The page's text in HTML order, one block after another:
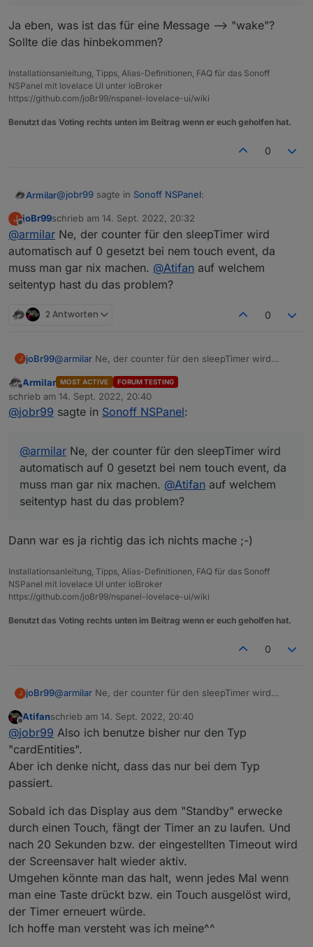
Ja eben, was ist das für eine Message --> "wake"?
Sollte die das hinbekommen?
Installationsanleitung, Tipps, Alias-Definitionen, FAQ für das Sonoff
NSPanel mit lovelace UI unter ioBroker
https://github.com/joBr99/nspanel-lovelace-ui/wiki
Benutzt das Voting rechts unten im Beitrag wenn er euch geholfen hat.
0
Armilar@jobr99 sagte in Sonoff NSPanel:
@ armilarDer timeout bzw. das Event davon
kommt ja von der Firmware, da kannst du im
Backend nicht viel dran machen, allerdings sollte
der counter für den timeout bei einem touch
event wieder von vorn beginnen.
Ja eben, was ist das für eine Message --> "wake"?
Sollte die das hinbekommen?
J
Offline
joBr99schrieb am 14. Sept. 2022, 20:32
zuletzt editiert von
@armilar Ne, der counter für den sleepTimer wird
automatisch auf 0 gesetzt bei nem touch event, da
muss man gar nix machen. @Atifan auf welchem
seitentyp hast du das problem?
2 Antworten 0
J joBr99@armilar Ne, der counter für den sleepTimer wird
muss man gar nix machen.@
seitentyp hast du das problem?
Offline
Armilar MOST ACTIVE FORUM TESTING
schrieb am 14. Sept. 2022, 20:40
zuletzt editiert von
@jobr99 sagte in Sonoff NSPanel:
@armilar Ne, der counter für den sleepTimer wird
automatisch auf 0 gesetzt bei nem touch event, da
muss man gar nix machen. @Atifan auf welchem
seitentyp hast du das problem?
Dann war es ja richtig das ich nichts mache ;-)
Installationsanleitung, Tipps, Alias-Definitionen, FAQ für das Sonoff
NSPanel mit lovelace UI unter ioBroker
https://github.com/joBr99/nspanel-lovelace-ui/wiki
Benutzt das Voting rechts unten im Beitrag wenn er euch geholfen hat.
0
J joBr99@armilar Ne, der counter für den sleepTimer wird
muss man gar nix machen.@Atifan
seitentyp hast du das problem?
Offline
Atifanschrieb am 14. Sept. 2022, 20:40
zuletzt editiert von
@jobr99 Also ich benutze bisher nur den Typ
"cardEntities".
Aber ich denke nicht, dass das nur bei dem Typ
passiert.
Sobald ich das Display aus dem "Standby" erwecke
durch einen Touch, fängt der Timer an zu laufen. Und
nach 20 Sekunden bzw. der eingestellten Timeout wird
der Screensaver halt wieder aktiv.
Umgehen könnte man das halt, wenn jedes Mal wenn
man eine Taste drückt bzw. ein Touch ausgelöst wird,
der Timer erneuert würde.
Ich hoffe man versteht was ich meine^^